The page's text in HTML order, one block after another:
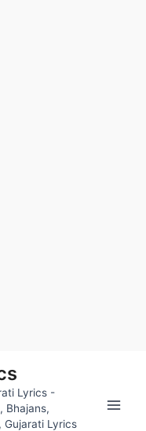
Lyrics -
Bhajans,
Gujarati Lyrics